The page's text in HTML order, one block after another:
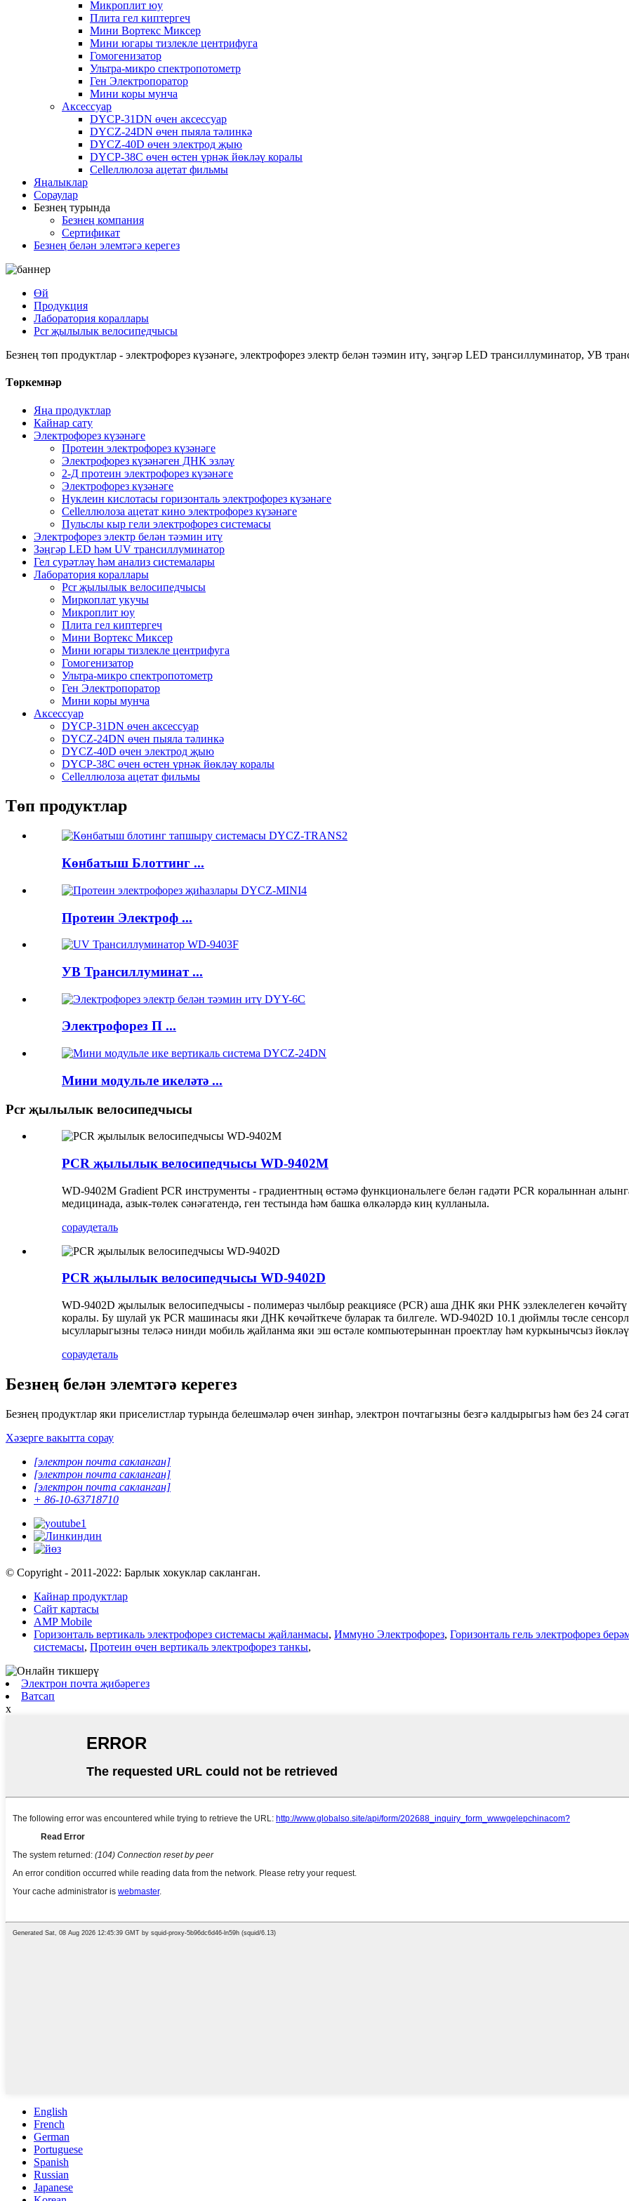
Микроплит юу
Плита гел киптергеч
Мини Вортекс Миксер
Мини югары тизлекле центрифуга
Гомогенизатор
Ультра-микро спектропотометр
Ген Электропоратор
Мини коры мунча
Аксессуар
DYCP-31DN өчен аксессуар
DYCZ-24DN өчен пыяла тәлинкә
DYCZ-40D өчен электрод җыю
DYCP-38C өчен өстен үрнәк йөкләү коралы
Cellеллюлоза ацетат фильмы
Яңалыклар
Сораулар
Безнең турында
Безнең компания
Сертификат
Безнең белән элемтәгә керегез
Өй
Продукция
Лаборатория кораллары
Pcr җылылык велосипедчысы
Безнең төп продуктлар - электрофорез күзәнәге, электрофорез электр белән тәэмин итү, зәңгәр LED трансиллуминатор, УВ
Төркемнәр
Яңа продуктлар
Кайнар сату
Электрофорез күзәнәге
Протеин электрофорез күзәнәге
Электрофорез күзәнәген ДНК эзләү
2-Д протеин электрофорез күзәнәге
Электрофорез күзәнәге
Нуклеин кислотасы горизонталь электрофорез күзәнәге
Cellеллюлоза ацетат кино электрофорез күзәнәге
Пульслы кыр гели электрофорез системасы
Электрофорез электр белән тәэмин итү
Зәңгәр LED һәм UV трансиллуминатор
Гел сурәтләү һәм анализ системалары
Лаборатория кораллары
Pcr җылылык велосипедчысы
Миркоплат укучы
Микроплит юу
Плита гел киптергеч
Мини Вортекс Миксер
Мини югары тизлекле центрифуга
Гомогенизатор
Ультра-микро спектропотометр
Ген Электропоратор
Мини коры мунча
Аксессуар
DYCP-31DN өчен аксессуар
DYCZ-24DN өчен пыяла тәлинкә
DYCZ-40D өчен электрод җыю
DYCP-38C өчен өстен үрнәк йөкләү коралы
Cellеллюлоза ацетат фильмы
Төп продуктлар
Көнбатыш Блоттинг ...
Протеин Электроф ...
УВ Трансиллуминат ...
Электрофорез П ...
Мини модульле икеләтә ...
Pcr җылылык велосипедчысы
PCR җылылык велосипедчысы WD-9402M
WD-9402M Gradient PCR инструменты - градиентның өстәмә функциональлеге белән гадәти PCR коралыннан
медицинада, азык-төлек сәнәгатендә, ген тестында һәм башка өлкәләрдә киң кулланыла.
сораудеталь
PCR җылылык велосипедчысы WD-9402D
WD-9402D җылылык велосипедчысы - полимераз чылбыр реакциясе (PCR) аша ДНК яки РНК эзлеклелеген көчәйтү
коралы. Бу шулай ук ​​PCR машинасы яки ДНК көчәйткече буларак та билгеле. WD-9402D 10.1 дюймлы төсле
ысулларыгызны теләсә нинди мобиль җайланма яки эш өстәле компьютерыннан проектлау һәм куркынычсыз йөкләү
сораудеталь
Безнең белән элемтәгә керегез
Безнең продуктлар яки приселистлар турында белешмәләр өчен зинһар, электрон почтагызны безгә калдырыгыз һәм без 24
Хәзерге вакытта сорау
[электрон почта сакланган]
[электрон почта сакланган]
[электрон почта сакланган]
+ 86-10-63718710
© Copyright - 2011-2022: Барлык хокуклар сакланган.
Кайнар продуктлар
Сайт картасы
AMP Mobile
Горизонталь вертикаль электрофорез системасы җайланмасы, Иммуно Электрофорез, Горизонталь гель электрофорез
системасы, Протеин өчен вертикаль электрофорез танкы,
Электрон почта җибәрегез
Ватсап
x
English
French
German
Portuguese
Spanish
Russian
Japanese